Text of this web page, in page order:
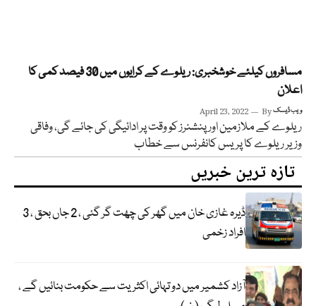
مسافروں کیلئے خوشخبری: ریلوے کے کرایوں میں 30 فیصد کمی کا
اعلان
April 23, 2022 Byویب ڈیسک
ریلوے کے ملازمین اور پنشنرز کو وقت پر ادائیگی کی جائے گی، وفاقی
وزیر ریلوے کا پریس کانفرنس سے خطاب
تازہ ترین خبریں
ڈیرہ غازی خان میں گھر کی چھت گر گئی ، 2 جاں بحق ، 3
افراد زخمی
آزاد کشمیر میں دو تہائی اکثریت سے حکومت بنائیں گے ،